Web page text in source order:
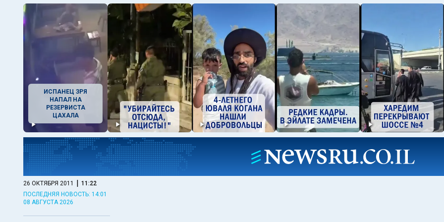
ИСПАНЕЦ ЗРЯ
НАПАЛ НА
РЕЗЕРВИСТА
ЦАХАЛА
26 ОКТЯБРЯ 2011 | 11:22
ПОСЛЕДНЯЯ НОВОСТЬ: 14:01
08 АВГУСТА 2026